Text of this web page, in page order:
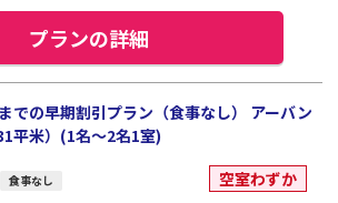
プランの詳細
での早期割引プラン（食事なし） アーバン
平米）(1名～2名1室)
食事なし 空室わずか